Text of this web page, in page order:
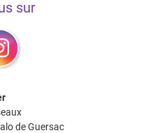
sur
de Guersac